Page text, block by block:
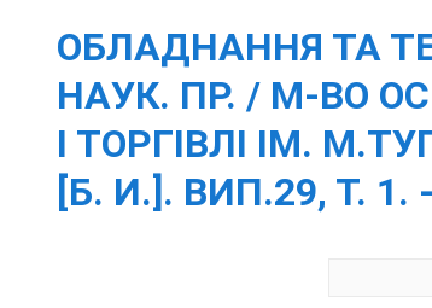
ОБЛАДНАННЯ ТА
НАУК. ПР. / М-ВО
І ТОРГІВЛІ ІМ.
[Б. И.]. ВИП.29, Т. 1.